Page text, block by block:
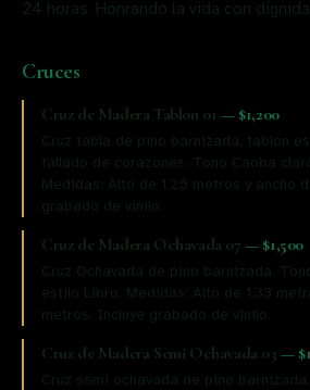
24 horas. Honrando la vida con
Cruces
Cruz de Madera Tablon 01 — $1,200
Cruz tabla de pino barnizada, tablon
tallado de corazones. Tono Caoba
Medidas: Alto de 1.25 metros y ancho
grabado de vinilo.
Cruz de Madera Ochavada 07 — $1,500
Cruz Ochavada de pino barnizada.
estilo Libro. Medidas: Alto de 1.33
metros. Incluye grabado de vinilo.
Cruz de Madera Semi Ochavada 03 —
Cruz semi ochavada de pino